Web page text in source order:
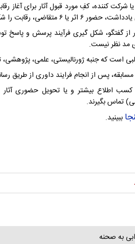
حداقل ۶ اثر و یا شرکت کننده، کفِ مورد قبول
۶ متقاضی، رقابت را شکل می‌دهد.
از گفتگو، شکل گیری فرآیند پرسش و پاسخ
مد نظر نیست.
کسب اطلاع بیشتر و یا تحویل حضوری
ببینید.
به صحنه